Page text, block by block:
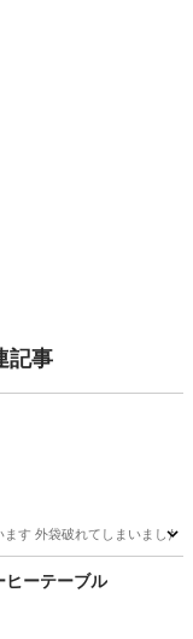
記事
す 外袋破れてしまいました
ーテーブル